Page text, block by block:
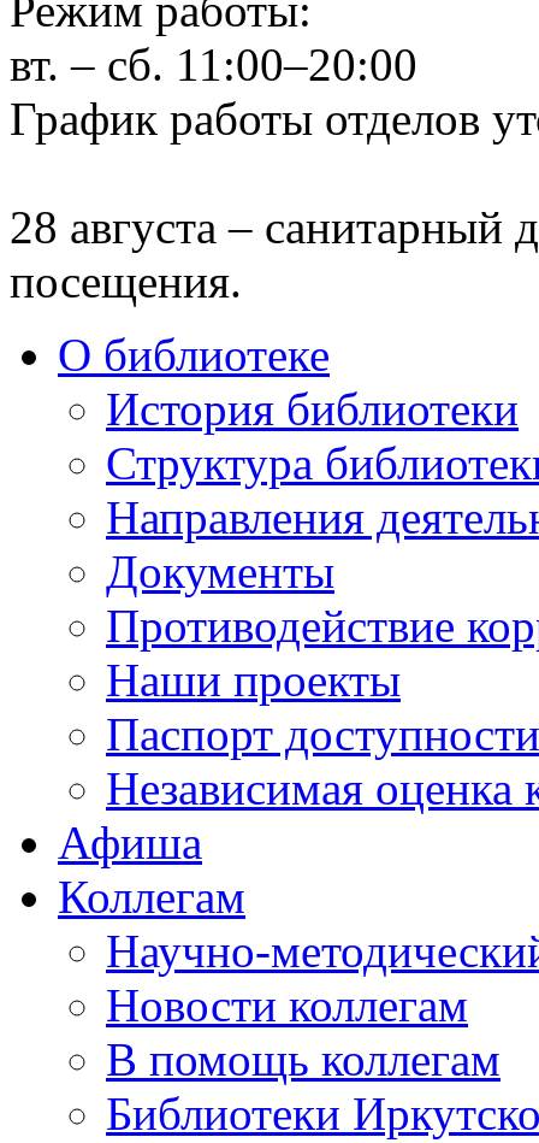
вт. – сб. 11:00–20:00
График работы отделов
28 августа – санитарный
посещения.
О библиотеке
История библиотеки
Структура
Направления
Документы
Противодействие
Наши проекты
Паспорт доступности
Независимая оценка
Афиша
Коллегам
Научно-
Новости коллегам
В помощь коллегам
Библиотеки